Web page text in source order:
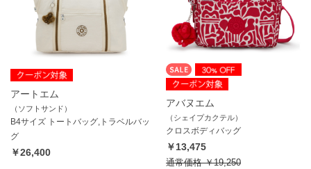
アートエム
（ソフトサンド）
B4サイズ トートバッグ,トラベルバッ
グ
￥26,400
アバヌエム
（シェイプカクテル）
クロスボディバッグ
￥13,475
通常価格￥19,250